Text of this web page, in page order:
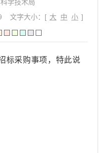
学技术局
文字大小：[ 大 中 小 ]
标采购事项，特此说